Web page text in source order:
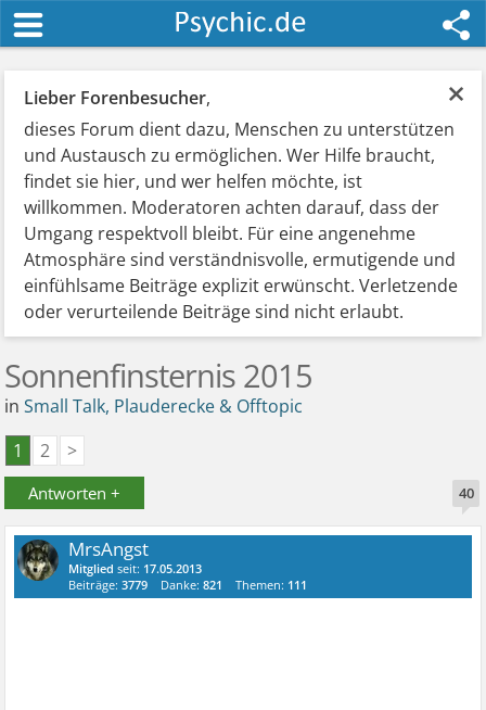
×
Lieber Forenbesucher,
dieses Forum dient dazu, Menschen zu unterstützen
und Austausch zu ermöglichen. Wer Hilfe braucht,
findet sie hier, und wer helfen möchte, ist
willkommen. Moderatoren achten darauf, dass der
Umgang respektvoll bleibt. Für eine angenehme
Atmosphäre sind verständnisvolle, ermutigende und
einfühlsame Beiträge explizit erwünscht. Verletzende
oder verurteilende Beiträge sind nicht erlaubt.
Sonnenfinsternis 2015
inSmall Talk, Plauderecke & Offtopic
1
2 >
Antworten + 40
MrsAngst
Mitglied seit: 17.05.2013
Beiträge:3779 Danke:821 Themen: 111